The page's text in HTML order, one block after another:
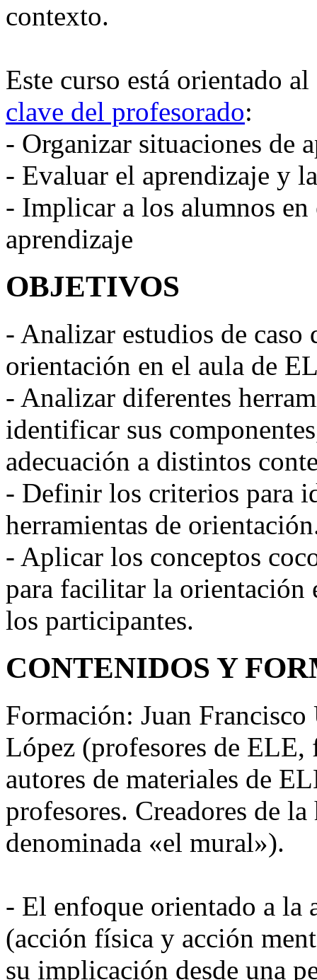
contexto.
Este curso está orientado
clave del profesorado:
- Organizar situaciones de
- Evaluar el aprendizaje y
- Implicar a los alumnos
aprendizaje
OBJETIVOS
- Analizar estudios de
orientación en el aula de
- Analizar diferentes
identificar sus
adecuación a distintos
- Definir los criterios para
herramientas de
- Aplicar los conceptos
para facilitar la orientación
los participantes.
CONTENIDOS Y
Formación: Juan
López (profesores de ELE,
autores de materiales de
profesores. Creadores de
denominada «el mural»).
- El enfoque orientado a la
(acción física y acción
su implicación desde una